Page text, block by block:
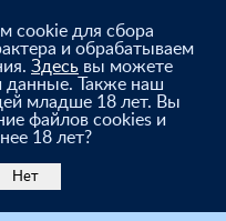
cookie для сбора
и обрабатываем
Здесь вы можете
данные. Также наш
младше 18 лет. Вы
файлов cookies и
18 лет?
Нет